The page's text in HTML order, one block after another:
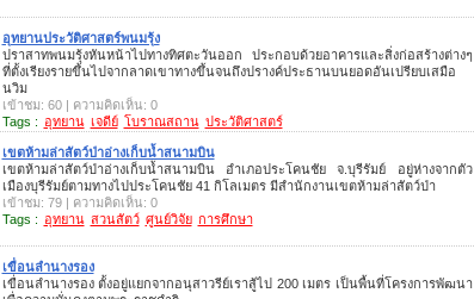
อุทยานประวัติศาสตร์พนมรุ้ง
ปราสาทพนมรุ้งหันหน้าไปทางทิศตะวันออก ประกอบด้วยอาคารและสิ่งก่อสร้างต่างๆ
ที่ตั้งเรียงรายขึ้นไปจากลาดเขาทางขึ้นจนถึงปรางค์ประธานบนยอดอันเปรียบเสมือ
นวิม
เข้าชม: 60 | ความคิดเห็น: 0
Tags : อุทยาน เจดีย์ โบราณสถาน ประวัติศาสตร์
เขตห้ามล่าสัตว์ป่าอ่างเก็บน้ำสนามบิน
เขตห้ามล่าสัตว์ป่าอ่างเก็บน้ำสนามบิน อำเภอประโคนชัย จ.บุรีรัมย์ อยู่ห่างจากตัว
เมืองบุรีรัมย์ตามทางไปประโคนชัย 41 กิโลเมตร มีสำนักงานเขตห้ามล่าสัตว์ป่า
เข้าชม: 79 | ความคิดเห็น: 0
Tags : อุทยาน สวนสัตว์ ศูนย์วิจัย การศึกษา
เขื่อนลำนางรอง
เขื่อนลำนางรอง ตั้งอยู่แยกจากอนุสาวรีย์เราสู้ไป 200 เมตร เป็นพื้นที่โครงการพัฒนา